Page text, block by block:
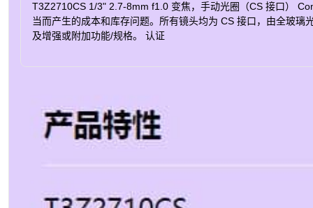
T3Z2710CS 1/3" 2.7-8mm f1.0 变焦，手动光圈（CS 接口）
当而产生的成本和库存问题。所有镜头均为 CS 接口，由全玻
及增强或附加功能/规格。 认证